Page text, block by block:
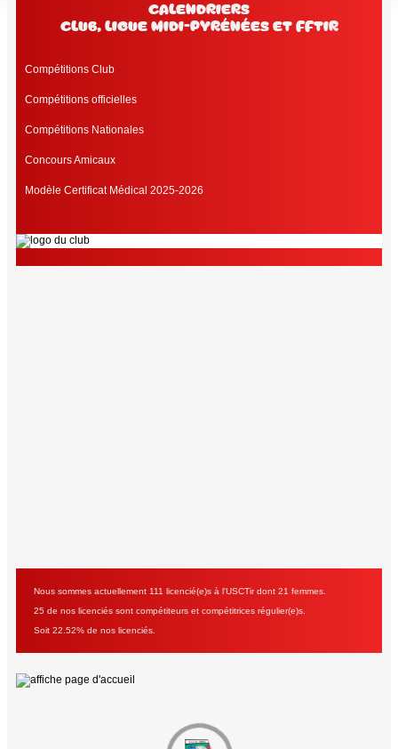
Calendriers
club, Ligue Midi-Pyrénées et FFtir
Compétitions Club
Compétitions officielles
Compétitions Nationales
Concours Amicaux
Modèle Certificat Médical 2025-2026
Nous sommes actuellement 111 licencié(e)s à l'USCTir dont 21 femmes.
25 de nos licenciés sont compétiteurs et compétitrices régulier(e)s.
Soit 22.52% de nos licenciés.